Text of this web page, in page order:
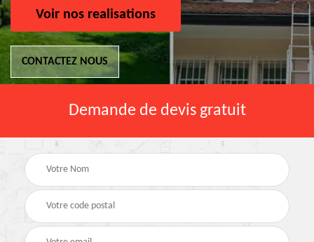
Voir nos realisations
CONTACTEZ NOUS
Demande de devis gratuit